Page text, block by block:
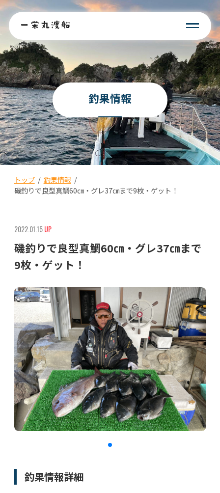
釣果情報
トップ/ 釣果情報 /
磯釣りで良型真鯛60㎝・グレ37㎝まで9枚・ゲット！
2022.01.15UP
磯釣りで良型真鯛60㎝・グレ37㎝まで
9枚・ゲット！
釣果情報詳細